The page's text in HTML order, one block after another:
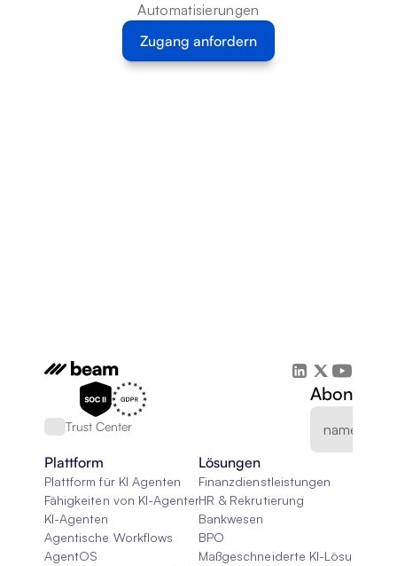
Automatisierungen
Zugang anfordern
Trust Center
Plattform
Plattform für KI Agenten
Fähigkeiten von KI-Agenten
KI-Agenten
Agentische Workflows
AgentOS
Lösungen
Finanzdienstleistungen
HR & Rekrutierung
Bankwesen
BPO
Maßgeschneiderte KI-Lösungen